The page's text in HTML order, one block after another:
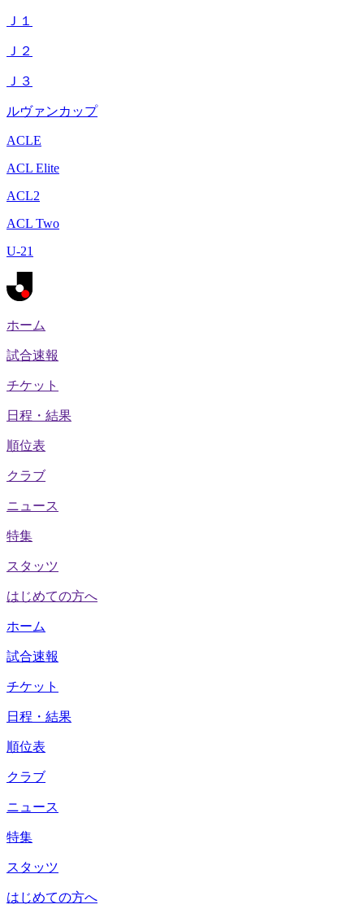
Ｊ１
Ｊ２
Ｊ３
ルヴァンカップ
ACLE
ACL Elite
ACL2
ACL Two
U-21
ホーム
試合速報
チケット
日程・結果
順位表
クラブ
ニュース
特集
スタッツ
はじめての方へ
ホーム
試合速報
チケット
日程・結果
順位表
クラブ
ニュース
特集
スタッツ
はじめての方へ